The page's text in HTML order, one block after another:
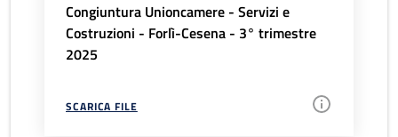
Congiuntura Unioncamere - Servizi e
Costruzioni - Forlì-Cesena - 3° trimestre
2025
SCARICA FILE